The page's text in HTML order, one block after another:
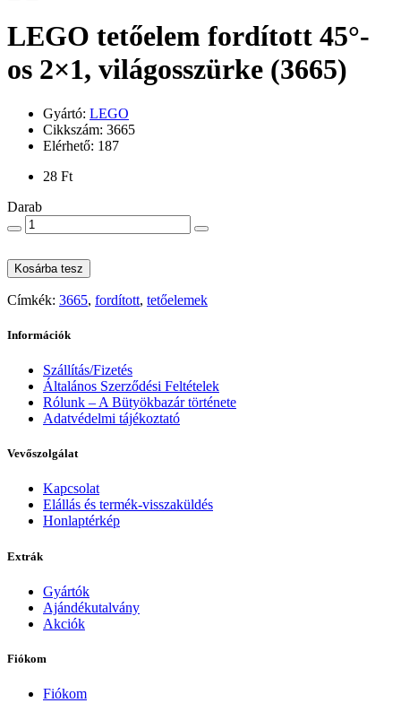
LEGO tetőelem fordított 45°-
os 2×1, világosszürke (3665)
Gyártó: LEGO
Cikkszám: 3665
Elérhető: 187
28 Ft
Darab
Kosárba tesz
Címkék: 3665, fordított, tetőelemek
Információk
Szállítás/Fizetés
Általános Szerződési Feltételek
Rólunk – A Bütyökbazár története
Adatvédelmi tájékoztató
Vevőszolgálat
Kapcsolat
Elállás és termék-visszaküldés
Honlaptérkép
Extrák
Gyártók
Ajándékutalvány
Akciók
Fiókom
Fiókom